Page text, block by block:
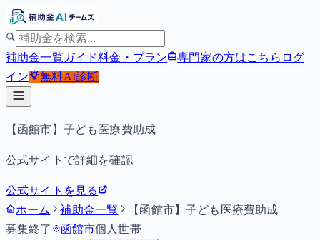
補助金一覧ガイド料金・プラン 専門家の方はこちら ログ
イン
無料AI診断
【函館市】子ども医療費助成
公式サイトで詳細を確認
公式サイトを見る
ホーム
補助金一覧
【函館市】子ども医療費助成
募集終了
函館市個人世帯